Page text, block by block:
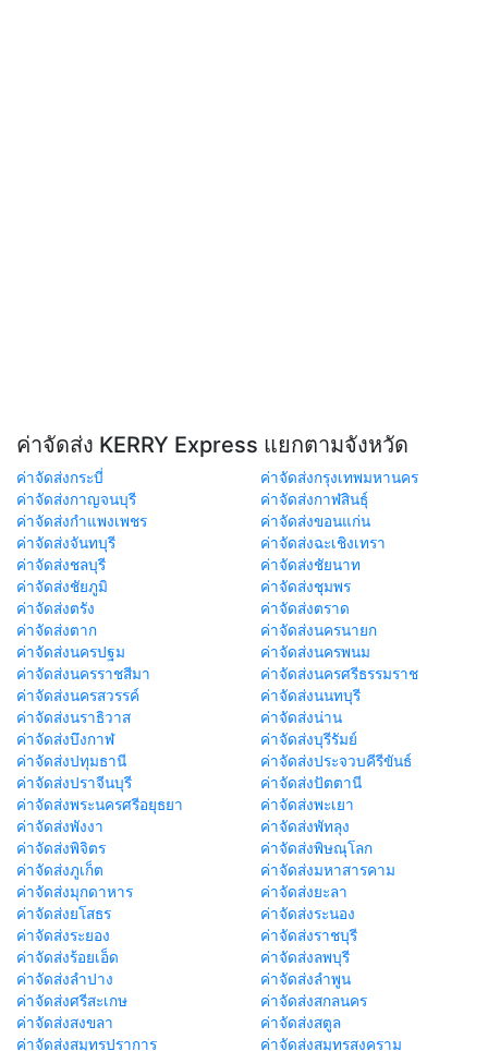
ค่าจัดส่ง KERRY Express แยกตามจังหวัด
ค่าจัดส่งกระบี่
ค่าจัดส่งกรุงเทพมหานคร
ค่าจัดส่งกาญจนบุรี
ค่าจัดส่งกาฬสินธุ์
ค่าจัดส่งกำแพงเพชร
ค่าจัดส่งขอนแก่น
ค่าจัดส่งจันทบุรี
ค่าจัดส่งฉะเชิงเทรา
ค่าจัดส่งชลบุรี
ค่าจัดส่งชัยนาท
ค่าจัดส่งชัยภูมิ
ค่าจัดส่งชุมพร
ค่าจัดส่งตรัง
ค่าจัดส่งตราด
ค่าจัดส่งตาก
ค่าจัดส่งนครนายก
ค่าจัดส่งนครปฐม
ค่าจัดส่งนครพนม
ค่าจัดส่งนครราชสีมา
ค่าจัดส่งนครศรีธรรมราช
ค่าจัดส่งนครสวรรค์
ค่าจัดส่งนนทบุรี
ค่าจัดส่งนราธิวาส
ค่าจัดส่งน่าน
ค่าจัดส่งบึงกาฬ
ค่าจัดส่งบุรีรัมย์
ค่าจัดส่งปทุมธานี
ค่าจัดส่งประจวบคีรีขันธ์
ค่าจัดส่งปราจีนบุรี
ค่าจัดส่งปัตตานี
ค่าจัดส่งพระนครศรีอยุธยา
ค่าจัดส่งพะเยา
ค่าจัดส่งพังงา
ค่าจัดส่งพัทลุง
ค่าจัดส่งพิจิตร
ค่าจัดส่งพิษณุโลก
ค่าจัดส่งภูเก็ต
ค่าจัดส่งมหาสารคาม
ค่าจัดส่งมุกดาหาร
ค่าจัดส่งยะลา
ค่าจัดส่งยโสธร
ค่าจัดส่งระนอง
ค่าจัดส่งระยอง
ค่าจัดส่งราชบุรี
ค่าจัดส่งร้อยเอ็ด
ค่าจัดส่งลพบุรี
ค่าจัดส่งลำปาง
ค่าจัดส่งลำพูน
ค่าจัดส่งศรีสะเกษ
ค่าจัดส่งสกลนคร
ค่าจัดส่งสงขลา
ค่าจัดส่งสตูล
ค่าจัดส่งสมุทรปราการ
ค่าจัดส่งสมุทรสงคราม